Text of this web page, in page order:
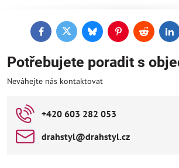
FacebookTwitterBlueskyPinterestReddit
Potřebujete poradit s
Neváhejte nás kontaktovat
+420 603 282 053
drahstyl​@drahstyl​.cz